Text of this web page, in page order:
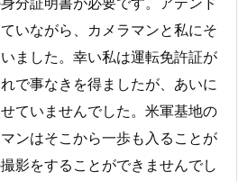
いながら、カメラマンと私にそ
ました。幸い私は運転免許証が
で事なきを得ましたが、あいに
ていませんでした。米軍基地の
ンはそこから一歩も入ることが
影をすることができませんでし